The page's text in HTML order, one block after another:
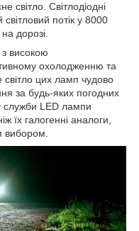
світло. Світлодіодні
потік у 8000
дорозі.
високою
охолодженню та
світло цих ламп чудово
за будь-яких погодних
служби LED лампи
їх галогенні аналоги,
вибором.